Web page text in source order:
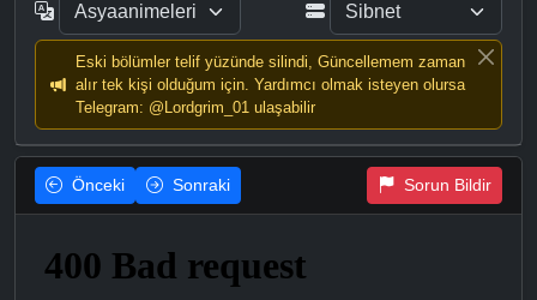
Eski bölümler telif yüzünde silindi, Güncellemem zaman
alır tek kişi olduğum için. Yardımcı olmak isteyen olursa
Telegram: @Lordgrim_01 ulaşabilir
Önceki Sonraki Sorun Bildir